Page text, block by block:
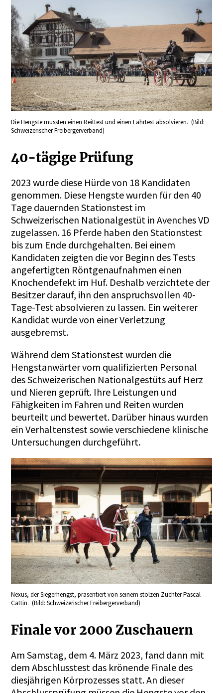
Die Hengste mussten einen Reittest und einen Fahrtest absolvieren. (Bild:
Schweizerischer Freibergerverband)
40-tägige Prüfung
2023 wurde diese Hürde von 18 Kandidaten
genommen. Diese Hengste wurden für den 40
Tage dauernden Stationstest im
Schweizerischen Nationalgestüt in Avenches VD
zugelassen. 16 Pferde haben den Stationstest
bis zum Ende durchgehalten. Bei einem
Kandidaten zeigten die vor Beginn des Tests
angefertigten Röntgenaufnahmen einen
Knochendefekt im Huf. Deshalb verzichtete der
Besitzer darauf, ihn den anspruchsvollen 40-
Tage-Test absolvieren zu lassen. Ein weiterer
Kandidat wurde von einer Verletzung
ausgebremst.
Während dem Stationstest wurden die
Hengstanwärter vom qualifizierten Personal
des Schweizerischen Nationalgestüts auf Herz
und Nieren geprüft. Ihre Leistungen und
Fähigkeiten im Fahren und Reiten wurden
beurteilt und bewertet. Darüber hinaus wurden
ein Verhaltenstest sowie verschiedene klinische
Untersuchungen durchgeführt.
Nexus, der Siegerhengst, präsentiert von seinem stolzen Züchter Pascal
Cattin. (Bild: Schweizerischer Freibergerverband)
Finale vor 2000 Zuschauern
Am Samstag, dem 4. März 2023, fand dann mit
dem Abschlusstest das krönende Finale des
diesjährigen Körprozesses statt. An dieser